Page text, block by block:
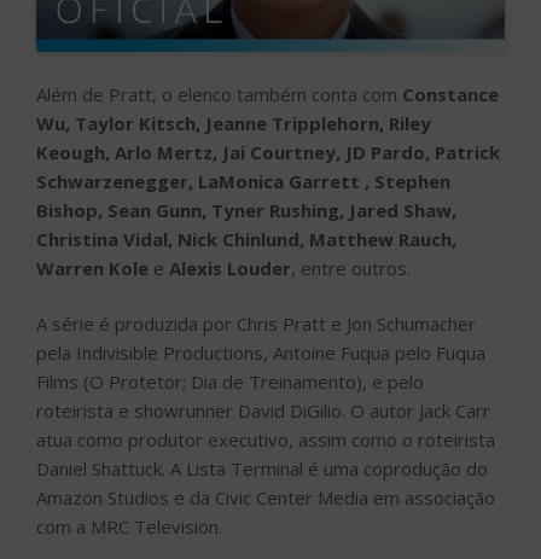
Além de Pratt, o elenco também conta com Constance
Wu, Taylor Kitsch, Jeanne Tripplehorn, Riley
Keough, Arlo Mertz, Jai Courtney, JD Pardo, Patrick
Schwarzenegger, LaMonica Garrett , Stephen
Bishop, Sean Gunn, Tyner Rushing, Jared Shaw,
Christina Vidal, Nick Chinlund, Matthew Rauch,
Warren Kole e Alexis Louder, entre outros.
A série é produzida por Chris Pratt e Jon Schumacher
pela Indivisible Productions, Antoine Fuqua pelo Fuqua
Films (O Protetor; Dia de Treinamento), e pelo
roteirista e showrunner David DiGilio. O autor Jack Carr
atua como produtor executivo, assim como o roteirista
Daniel Shattuck. A Lista Terminal é uma coprodução do
Amazon Studios e da Civic Center Media em associação
com a MRC Television.